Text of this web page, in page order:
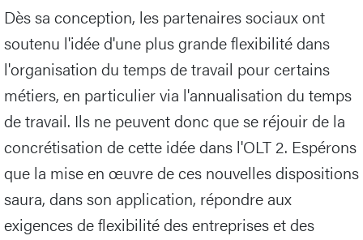
Dès sa conception, les partenaires sociaux ont
soutenu l'idée d'une plus grande flexibilité dans
l'organisation du temps de travail pour certains
métiers, en particulier via l'annualisation du temps
de travail. Ils ne peuvent donc que se réjouir de la
concrétisation de cette idée dans l'OLT 2. Espérons
que la mise en œuvre de ces nouvelles dispositions
saura, dans son application, répondre aux
exigences de flexibilité des entreprises et des